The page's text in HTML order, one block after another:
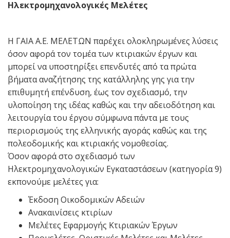
Ηλεκτρομηχανολογικές Μελέτες
Η ΓΑΙΑ Α.Ε. ΜΕΛΕΤΩΝ παρέχει ολοκληρωμένες λύσεις
όσον αφορά τον τομέα των κτιριακών έργων και
μπορεί να υποστηρίξει επενδυτές από τα πρώτα
βήματα αναζήτησης της κατάλληλης γης για την
επιθυμητή επένδυση, έως τον σχεδιασμό, την
υλοποίηση της ιδέας καθώς και την αδειοδότηση και
λειτουργία του έργου σύμφωνα πάντα με τους
περιορισμούς της ελληνικής αγοράς καθώς και της
πολεοδομικής και κτιριακής νομοθεσίας.
Όσον αφορά στο σχεδιασμό των
Ηλεκτρομηχανολογικών Εγκαταστάσεων (κατηγορία 9)
εκπονούμε μελέτες για:
Έκδοση Οικοδομικών Αδειών
Ανακαινίσεις κτιρίων
Μελέτες Εφαρμογής Κτιριακών Έργων